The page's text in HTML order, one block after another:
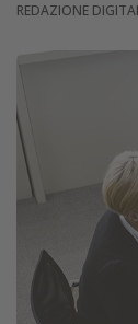
REDAZIONE